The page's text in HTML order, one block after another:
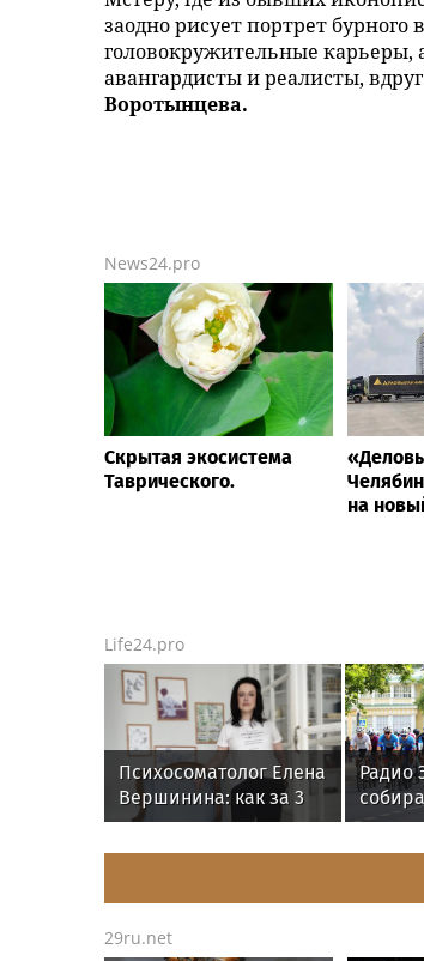
заодно рисует портрет
головокружительные
авангардисты и реалисты,
Воротынцева.
News24.pro
Скрытая экосистема
Таврического.
на
Life24.pro
Психосоматолог Елена
Вершинина: как за 3
минуты вернуть себе
равновесие
Радио
Tour
29ru.net